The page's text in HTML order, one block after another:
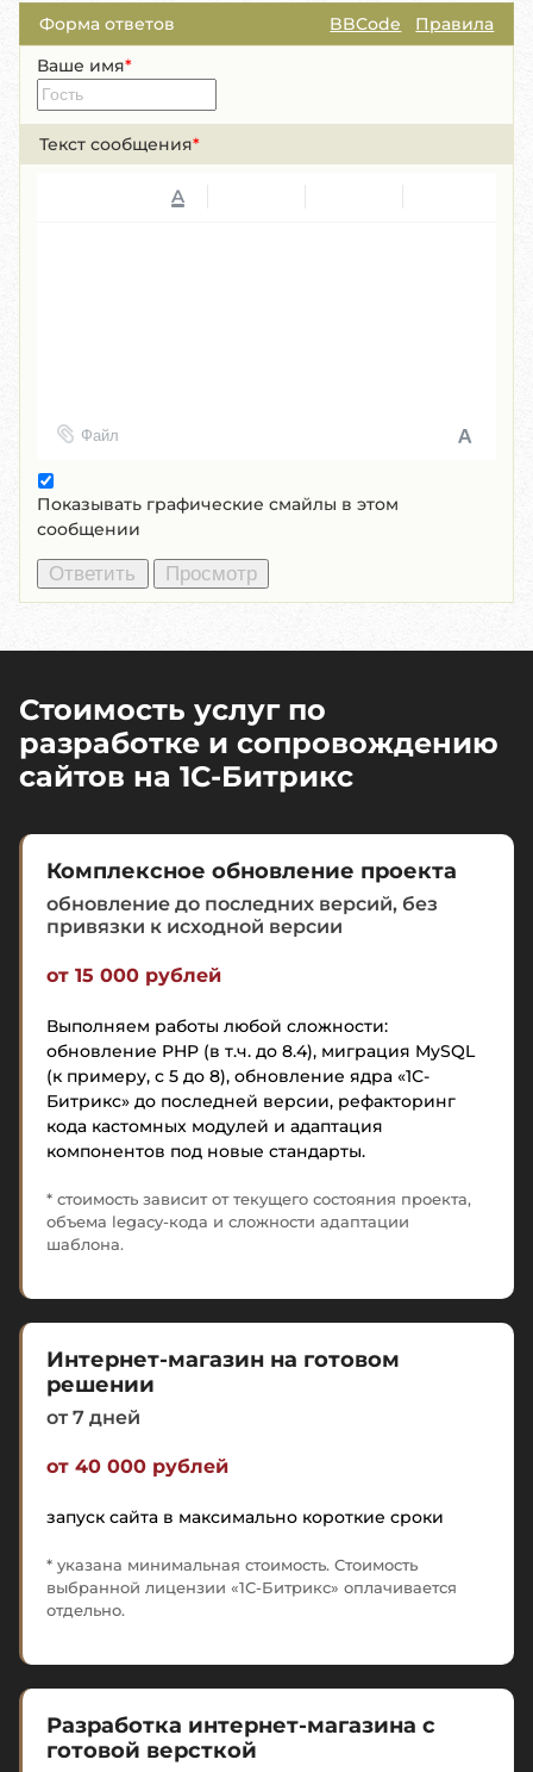
BBCode Правила
Форма ответов
Ваше имя*
Текст сообщения*
A
Файл
Показывать графические смайлы в этом
сообщении
Стоимость услуг по
разработке и сопровождению
сайтов на 1C-Битрикс
Комплексное обновление проекта
обновление до последних версий, без
привязки к исходной версии
от 15 000 рублей
Выполняем работы любой сложности:
обновление PHP (в т.ч. до 8.4), миграция MySQL
(к примеру, с 5 до 8), обновление ядра «1С-
Битрикс» до последней версии, рефакторинг
кода кастомных модулей и адаптация
компонентов под новые стандарты.
* стоимость зависит от текущего состояния проекта,
объема legacy-кода и сложности адаптации
шаблона.
Интернет-магазин на готовом
решении
от 7 дней
от 40 000 рублей
запуск сайта в максимально короткие сроки
* указана минимальная стоимость. Стоимость
выбранной лицензии «1С-Битрикс» оплачивается
отдельно.
Разработка интернет-магазина с
готовой версткой